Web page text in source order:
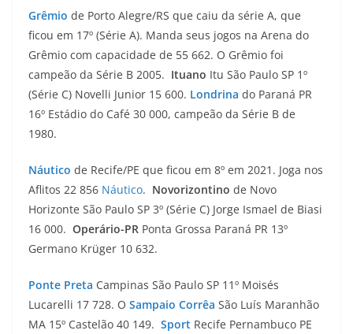
Grêmio de Porto Alegre/RS que caiu da série A, que
ficou em 17º (Série A). Manda seus jogos na Arena do
Grêmio com capacidade de 55 662. O Grêmio foi
campeão da Série B 2005. Ituano Itu São Paulo SP 1º
(Série C) Novelli Junior 15 600. Londrina do Paraná PR
16º Estádio do Café 30 000, campeão da Série B de
1980.
Náutico de Recife/PE que ficou em 8º em 2021. Joga nos
Aflitos 22 856 Náutico. Novorizontino de Novo
Horizonte São Paulo SP 3º (Série C) Jorge Ismael de Biasi
16 000. Operário-PR Ponta Grossa Paraná PR 13º
Germano Krüger 10 632.
Ponte Preta Campinas São Paulo SP 11º Moisés
Lucarelli 17 728. O Sampaio Corrêa São Luís Maranhão
MA 15º Castelão 40 149. Sport Recife Pernambuco PE